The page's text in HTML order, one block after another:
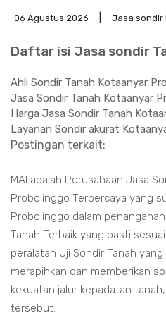
06 Agustus 2026 Jasa sondir
Daftar isi Jasa sondir
Ahli Sondir Tanah Kotaanyar
Jasa Sondir Tanah Kotaanyar
Harga Jasa Sondir Tanah
Layanan Sondir akurat
Postingan terkait:
MAI adalah Perusahaan Jasa
Probolinggo Terpercaya yang
Probolinggo dalam
Tanah Terbaik yang pasti
peralatan Uji Sondir Tanah
merapihkan dan memberikan
kekuatan jalur kepadatan
tersebut.